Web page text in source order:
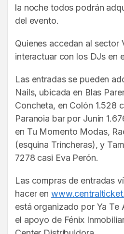
la noche todos podrán
del evento.
Quienes accedan al sector
interactuar con los DJs en
Las entradas se pueden
Nails, ubicada en Blas
Concheta, en Colón 1.528
Paranoia bar por Junín
en Tu Momento Modas,
(esquina Trincheras), y
7278 casi Eva Perón.
Las compras de entradas
hacer en
está organizado por Ya Te
el apoyo de Fénix